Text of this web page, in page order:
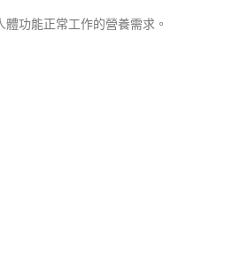
功能正常工作的營養需求。